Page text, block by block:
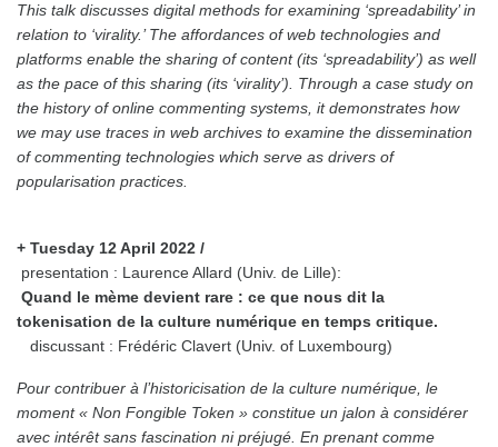
This talk discusses digital methods for examining ‘spreadability’ in
relation to ‘virality.’ The affordances of web technologies and
platforms enable the sharing of content (its ‘spreadability’) as well
as the pace of this sharing (its ‘virality’). Through a case study on
the history of online commenting systems, it demonstrates how
we may use traces in web archives to examine the dissemination
of commenting technologies which serve as drivers of
popularisation practices.
+ Tuesday 12 April 2022 /
presentation : Laurence Allard (Univ. de Lille):
Quand le mème devient rare : ce que nous dit la
tokenisation de la culture numérique en temps critique.
discussant : Frédéric Clavert (Univ. of Luxembourg)
Pour contribuer à l’historicisation de la culture numérique, le
moment « Non Fongible Token » constitue un jalon à considérer
avec intérêt sans fascination ni préjugé. En prenant comme